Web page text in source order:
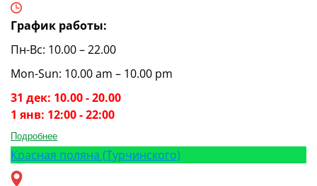
График работы:
Пн-Вс: 10.00 – 22.00
Mon-Sun: 10.00 am – 10.00 pm
31 дек: 10.00 - 20.00
1 янв: 12:00 - 22:00
Подробнее
Красная поляна (Турчинского)